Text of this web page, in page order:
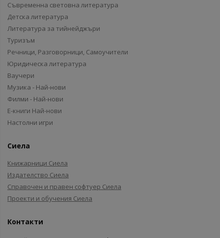
Съвременна световна литература
Детска литература
Литература за тийнейджъри
Туризъм
Речници, Разговорници, Самоучители
Юридическа литература
Ваучери
Музика - Най-нови
Филми - Най-нови
Е-книги Най-нови
Настолни игри
Сиела
Книжарници Сиела
Издателство Сиела
Справочен и правен софтуер Сиела
Проекти и обучения Сиела
Контакти